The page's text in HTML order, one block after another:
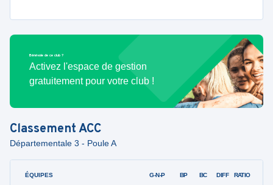
Bénévole de ce club ?
Activez l'espace de gestion
gratuitement pour votre club !
ClassementACC
Départementale 3 - Poule A
ÉQUIPES G-N-P BP BC DIFF RATIO